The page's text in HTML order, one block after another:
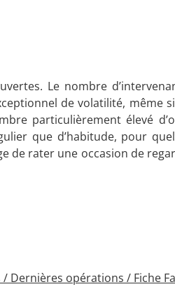
Le nombre
de volatilité, même
particulièrement élevé
que d’habitude, pour
de rater une occasion de
Dernières opérations / Fiche